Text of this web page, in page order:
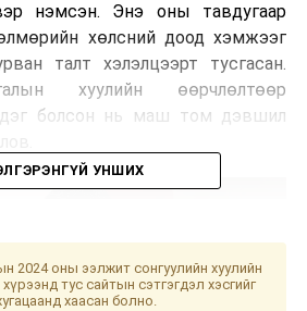
нэмсэн. Энэ оны тавдугаар
хөлсний доод хэмжээг
талт хэлэлцээрт тусгасан.
хуулийн өөрчлөлтөөр
болсон нь маш том дэвшил
УНШИХ
2024 оны ээлжит сонгуулийн хуулийн
тус сайтын сэтгэгдэл хэсгийг
хаасан болно.